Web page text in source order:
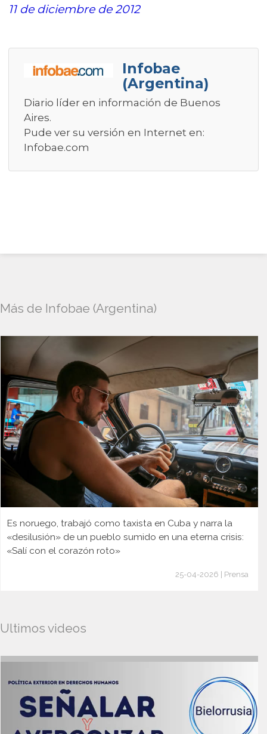
11 de diciembre de 2012
Infobae
(Argentina)
Diario líder en información de Buenos
Aires.
Pude ver su versión en Internet en:
Infobae.com
Más de Infobae (Argentina)
Es noruego, trabajó como taxista en Cuba y narra la
«desilusión» de un pueblo sumido en una eterna crisis:
«Salí con el corazón roto»
25-04-2026 | Prensa
Ultimos videos